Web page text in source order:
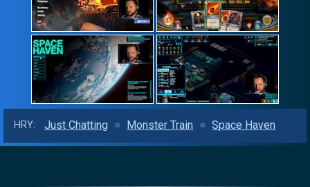
HRY: Just Chatting Monster Train Space Haven